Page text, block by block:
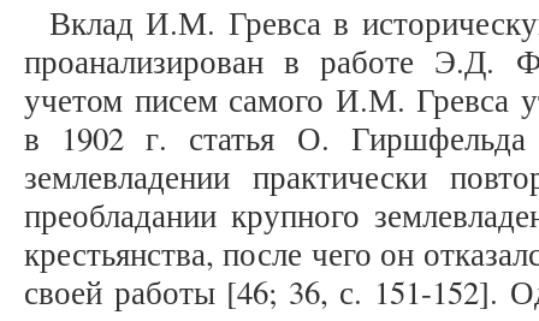
Вклад И.М. Гревса в
проанализирован в работе Э.Д.
учетом писем самого И.М. Гревса
в 1902 г. статья О. Гиршфельда
землевладении практически
преобладании крупного
крестьянства, после чего он
своей работы [46; 36, с. 151-152].